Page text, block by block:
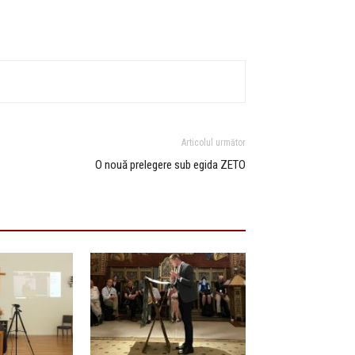
Articolul următor
O nouă prelegere sub egida ZETO